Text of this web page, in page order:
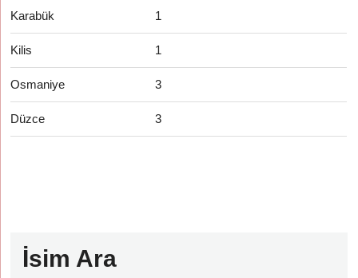
Karabük 1
Kilis 1
Osmaniye 3
Düzce 3
İsim Ara